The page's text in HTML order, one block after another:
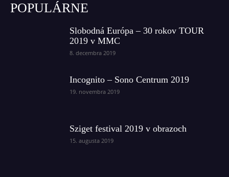
POPULÁRNE
Slobodná Európa – 30 rokov TOUR
2019 v MMC
8. decembra 2019
Incognito – Sono Centrum 2019
19. novembra 2019
Sziget festival 2019 v obrazoch
15. augusta 2019